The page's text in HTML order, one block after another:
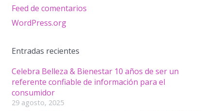
Feed de comentarios
WordPress.org
Entradas recientes
Celebra Belleza & Bienestar 10 años de ser un
referente confiable de información para el
consumidor
29 agosto, 2025